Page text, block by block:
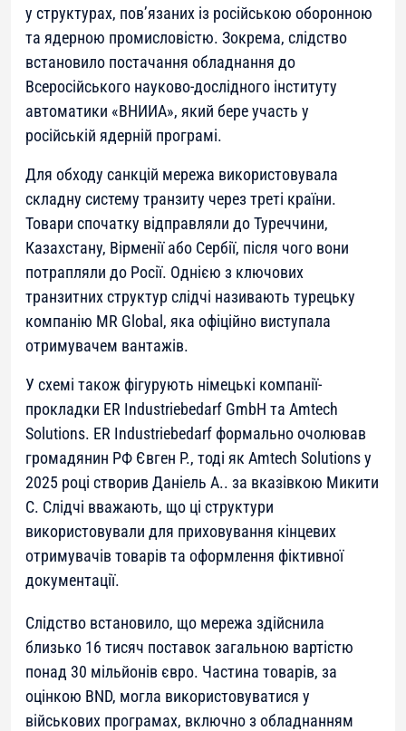
у структурах, пов’язаних із російською оборонною
та ядерною промисловістю. Зокрема, слідство
встановило постачання обладнання до
Всеросійського науково-дослідного інституту
автоматики «ВНИИА», який бере участь у
російській ядерній програмі.
Для обходу санкцій мережа використовувала
складну систему транзиту через треті країни.
Товари спочатку відправляли до Туреччини,
Казахстану, Вірменії або Сербії, після чого вони
потрапляли до Росії. Однією з ключових
транзитних структур слідчі називають турецьку
компанію MR Global, яка офіційно виступала
отримувачем вантажів.
У схемі також фігурують німецькі компанії-
прокладки ER Industriebedarf GmbH та Amtech
Solutions. ER Industriebedarf формально очолював
громадянин РФ Євген Р., тоді як Amtech Solutions у
2025 році створив Даніель А.. за вказівкою Микити
С. Слідчі вважають, що ці структури
використовували для приховування кінцевих
отримувачів товарів та оформлення фіктивної
документації.
Слідство встановило, що мережа здійснила
близько 16 тисяч поставок загальною вартістю
понад 30 мільйонів євро. Частина товарів, за
оцінкою BND, могла використовуватися у
військових програмах, включно з обладнанням